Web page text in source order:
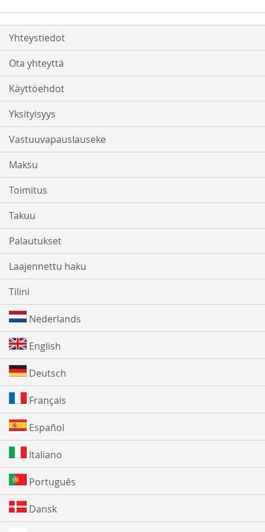
Yhteystiedot
Ota yhteyttä
Käyttöehdot
Yksityisyys
Vastuuvapauslauseke
Maksu
Toimitus
Takuu
Palautukset
Laajennettu haku
Tilini
Nederlands
English
Deutsch
Français
Español
Italiano
Português
Dansk